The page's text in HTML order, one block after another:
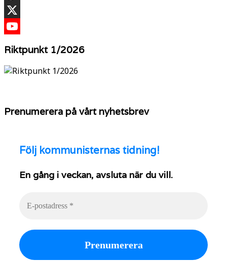
TikTok
X
Riktpunkt 1/2026
Prenumerera på vårt nyhetsbrev
Följ kommunisternas tidning!
En gång i veckan, avsluta när du vill.